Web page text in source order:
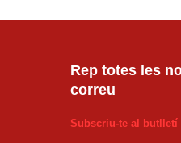
Rep totes les
correu
Subscriu-te al butlletí